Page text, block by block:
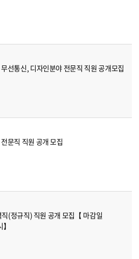
선통신, 디자인분야 전문직 직원 공개모집
문직 직원 공개 모집
(정규직) 직원 공개 모집【 마감일